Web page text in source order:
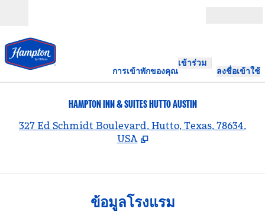
การเข้าพักของคุณ
เข้าร่วม
ลงชื่อเข้าใช้
HAMPTON INN & SUITES HUTTO AUSTIN
327 Ed Schmidt Boulevard, Hutto, Texas, 78634,
USA
ข้อมูลโรงแรม